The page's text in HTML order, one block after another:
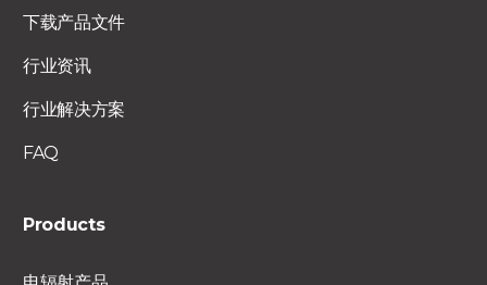
下载产品文件
行业资讯
行业解决方案
FAQ
Products